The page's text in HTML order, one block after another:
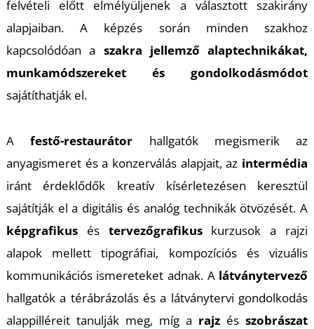
felvételi előtt elmélyüljenek a választott szakirány
alapjaiban. A képzés során minden szakhoz
kapcsolódóan a szakra jellemző alaptechnikákat,
munkamódszereket és gondolkodásmódot
sajátíthatják el.
Afestő-restaurátor hallgatók megismerik az
anyagismeret és a konzerválás alapjait, az intermédia
iránt érdeklődők kreatív kísérletezésen keresztül
sajátítják el a digitális és analóg technikák ötvözését. A
képgrafikusés tervezőgrafikuskurzusok a rajzi
alapok mellett tipográfiai, kompozíciós és vizuális
kommunikációs ismereteket adnak. A látványtervező
hallgatók a térábrázolás és a látványtervi gondolkodás
alappilléreit tanulják meg, míg a rajz ésszobrászat